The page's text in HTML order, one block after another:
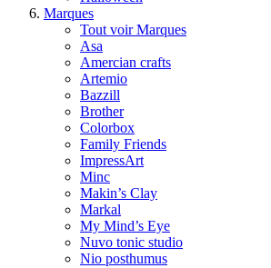
Marques
Tout voir Marques
Asa
Amercian crafts
Artemio
Bazzill
Brother
Colorbox
Family Friends
ImpressArt
Minc
Makin’s Clay
Markal
My Mind’s Eye
Nuvo tonic studio
Nio posthumus